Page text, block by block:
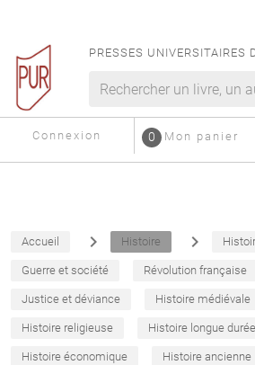
PRESSES UNIVERSITAIRES
Connexion Mon panier
0
Accueil navigate_next Histoire navigate_next
Guerre et société Révolution française
Justice et déviance Histoire médiévale
Histoire religieuse Histoire longue durée
Histoire économique Histoire ancienne